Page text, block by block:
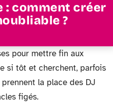
: comment créer
?
pour mettre fin aux
si tôt et cherchent, parfois
la place des DJ
figés.